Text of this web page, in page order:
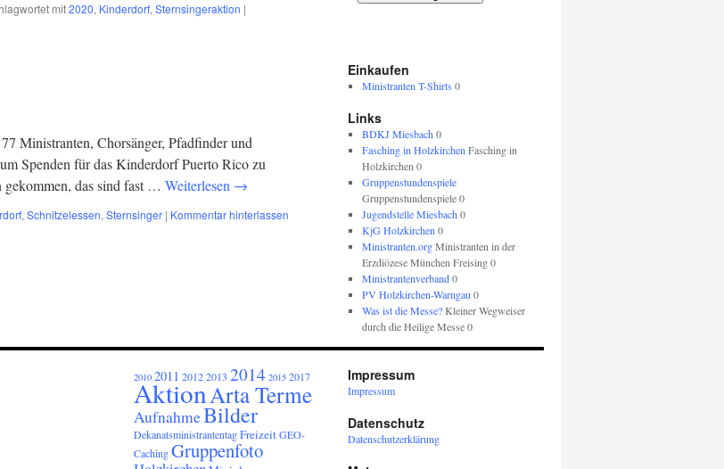
mit2020, Kinderdorf, Sternsingeraktion |
Ministranten, Chorsänger, Pfadfinder und
Spenden für das Kinderdorf Puerto Rico zu
gekommen, das sind fast … Weiterlesen →
, Schnitzelessen, Sternsinger | Kommentar hinterlassen
Einkaufen
Ministranten T-Shirts 0
Links
BDKJ Miesbach 0
Fasching in Holzkirchen Fasching in
Holzkirchen 0
Gruppenstundenspiele
Gruppenstundenspiele 0
Jugendstelle Miesbach 0
KjG Holzkirchen 0
Ministranten.orgMinistranten in der
Erzdiözese München Freising 0
Ministrantenverband0
PV Holzkirchen-Warngau 0
Was ist die Messe?Kleiner Wegweiser
durch die Heilige Messe 0
2010 2011 20122013 2014 2015 2017
AktionArta Terme
AufnahmeBilder
DekanatsministrantentagFreizeitGEO-
CachingGruppenfoto
Impressum
Impressum
Datenschutz
Datenschutzerklärung